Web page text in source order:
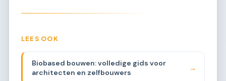
LEES OOK
Biobased bouwen: volledige gids voor
architecten en zelfbouwers
→